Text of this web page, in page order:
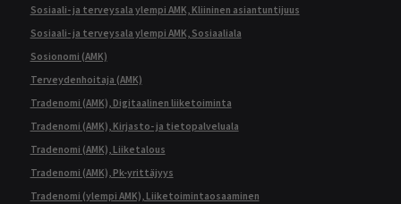
Sosiaali- ja terveysala ylempi AMK, Kliininen asiantuntijuus
Sosiaali- ja terveysala ylempi AMK, Sosiaaliala
Sosionomi (AMK)
Terveydenhoitaja (AMK)
Tradenomi (AMK), Digitaalinen liiketoiminta
Tradenomi (AMK), Kirjasto- ja tietopalveluala
Tradenomi (AMK), Liiketalous
Tradenomi (AMK), Pk-yrittäjyys
Tradenomi (ylempi AMK), Liiketoimintaosaaminen